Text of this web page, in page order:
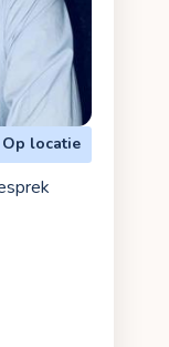
Op locatie